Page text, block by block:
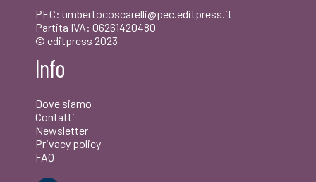
PEC: umbertocoscarelli@pec.editpress.it
Partita IVA: 06261420480
© editpress 2023
Info
Dove siamo
Contatti
Newsletter
Privacy policy
FAQ